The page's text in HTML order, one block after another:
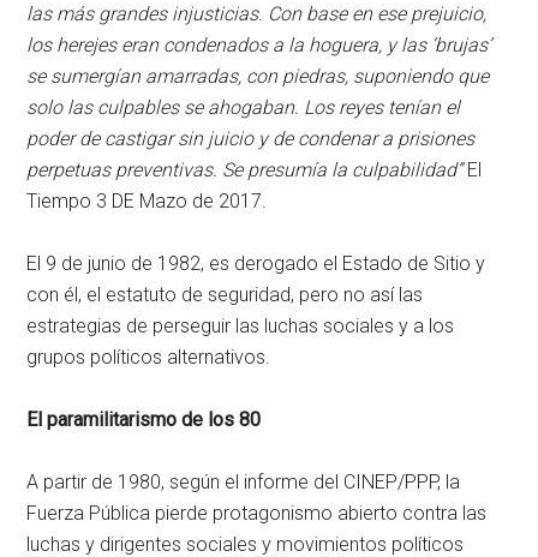
las más grandes injusticias. Con base en ese prejuicio,
los herejes eran condenados a la hoguera, y las ‘brujas’
se sumergían amarradas, con piedras, suponiendo que
solo las culpables se ahogaban. Los reyes tenían el
poder de castigar sin juicio y de condenar a prisiones
perpetuas preventivas. Se presumía la culpabilidad”El
Tiempo 3 DE Mazo de 2017.
El 9 de junio de 1982, es derogado el Estado de Sitio y
con él, el estatuto de seguridad, pero no así las
estrategias de perseguir las luchas sociales y a los
grupos políticos alternativos.
El paramilitarismo de los 80
A partir de 1980, según el informe del CINEP/PPP, la
Fuerza Pública pierde protagonismo abierto contra las
luchas y dirigentes sociales y movimientos políticos